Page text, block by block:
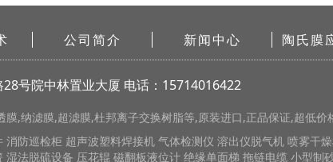
公司简介 新闻中心 陶氏膜
号院中林置业大厦 电话：15714016422
,纳滤膜,超滤膜,杜邦离子交换树脂等,原装进口,正品保证,超低价
消防巡检柜 超声波塑料焊接机 气体检测仪 溶出仪脱气机 喷雾干
湿法脱硫设备 压花辊 磁翻板液位计 绝缘单面梯 拖链电缆 小型制